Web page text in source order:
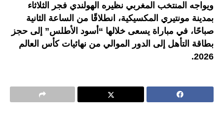
ويواجه المنتخب المغربي نظيره الهولندي فجر الثلاثاء
بمدينة مونتيري المكسيكية، انطلاقًا من الساعة الثانية
صباحًا، في مباراة يسعى خلالها “أسود الأطلس” إلى حجز
بطاقة التأهل إلى الدور الموالي من نهائيات كأس العالم
2026.